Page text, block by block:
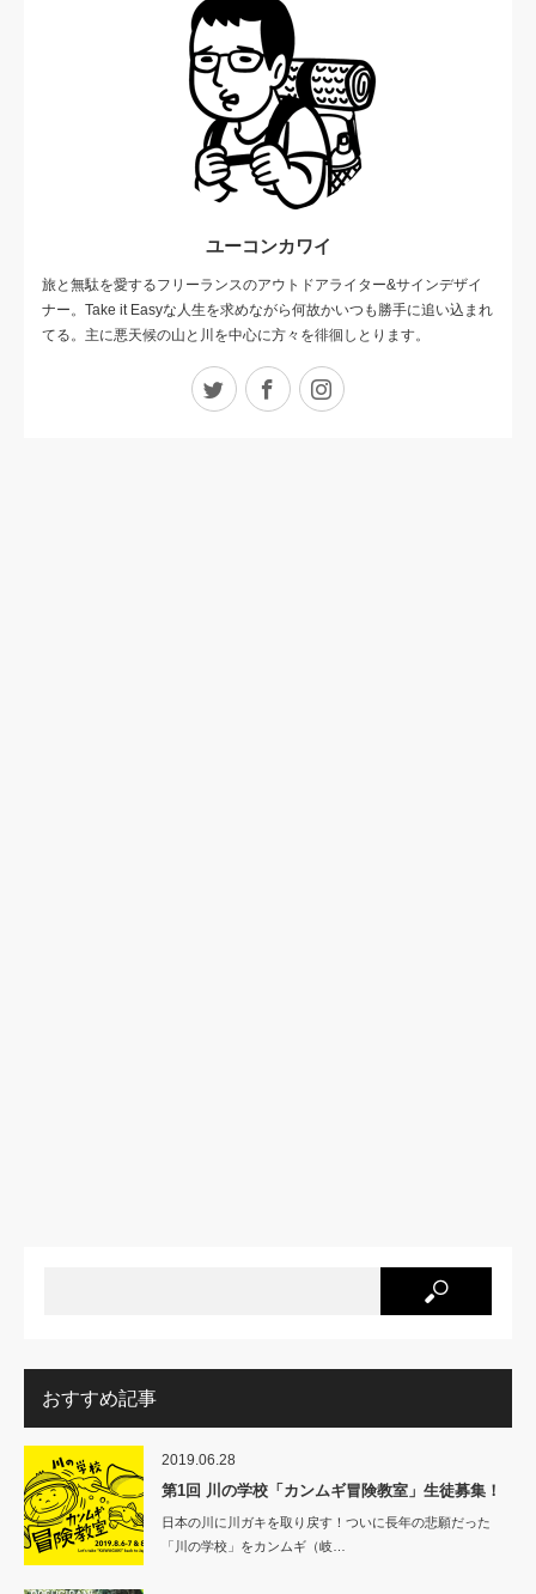
ユーコンカワイ
旅と無駄を愛するフリーランスのアウトドアライター&サインデザイ
ナー。Take it Easyな人生を求めながら何故かいつも勝手に追い込まれ
てる。主に悪天候の山と川を中心に方々を徘徊しとります。
Twitter Facebook
おすすめ記事
2019.06.28
第1回 川の学校「カンムギ冒険教室」生徒募集！
日本の川に川ガキを取り戻す！ついに長年の悲願だった
「川の学校」をカンムギ（岐…